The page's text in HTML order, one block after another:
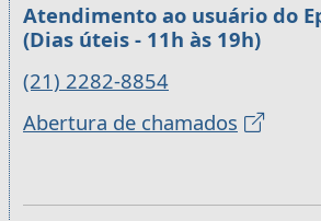
Atendimento ao usuário do
(Dias úteis - 11h às 19h)
(21) 2282-8854
Abertura de chamados